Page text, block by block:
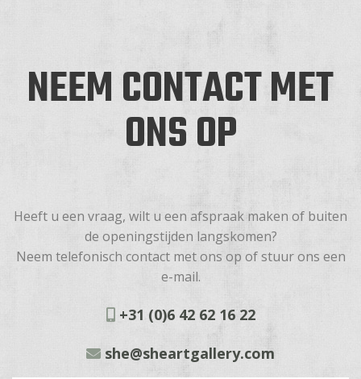
NEEM CONTACT MET
ONS OP
Heeft u een vraag, wilt u een afspraak maken of buiten
de openingstijden langskomen?
Neem telefonisch contact met ons op of stuur ons een
e-mail.
+31 (0)6 42 62 16 22
she@sheartgallery.com